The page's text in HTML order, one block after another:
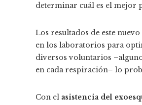
determinar cuál es el mejor
Los resultados de este
en los laboratorios para
diversos voluntarios
en cada respiración– lo
Con el asistencia del